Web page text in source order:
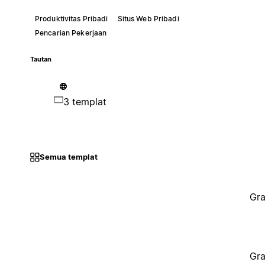
Produktivitas Pribadi
Situs Web Pribadi
Pencarian Pekerjaan
Tautan
3 templat
Semua templat